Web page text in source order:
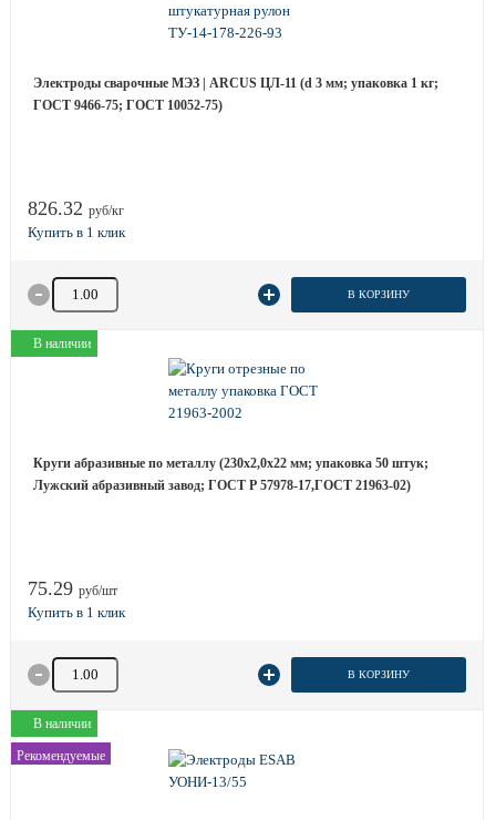
Электроды сварочные МЭЗ | ARCUS ЦЛ-11 (d 3 мм; упаковка 1 кг;
ГОСТ 9466-75; ГОСТ 10052-75)
826.32 руб/кг
Количество товара В КОРЗИНУ
В наличии
Круги абразивные по металлу (230х2,0х22 мм; упаковка 50 штук;
Лужский абразивный завод; ГОСТ Р 57978-17,ГОСТ 21963-02)
75.29 руб/шт
Количество товара В КОРЗИНУ
В наличии
Рекомендуемые